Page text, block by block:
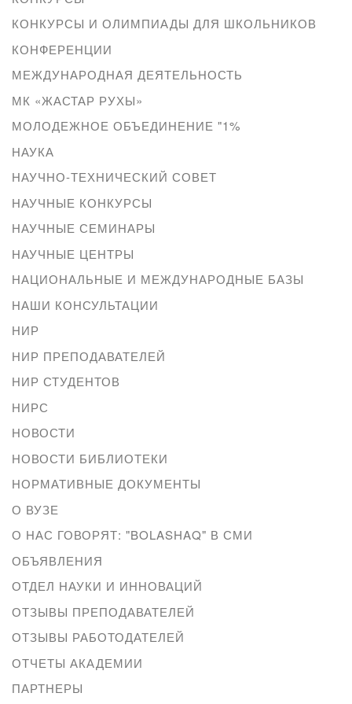
КОНКУРСЫ И ОЛИМПИАДЫ ДЛЯ ШКОЛЬНИКОВ
КОНФЕРЕНЦИИ
МЕЖДУНАРОДНАЯ ДЕЯТЕЛЬНОСТЬ
МК «ЖАСТАР РУХЫ»
МОЛОДЕЖНОЕ ОБЪЕДИНЕНИЕ "1%
НАУКА
НАУЧНО-ТЕХНИЧЕСКИЙ СОВЕТ
НАУЧНЫЕ КОНКУРСЫ
НАУЧНЫЕ СЕМИНАРЫ
НАУЧНЫЕ ЦЕНТРЫ
НАЦИОНАЛЬНЫЕ И МЕЖДУНАРОДНЫЕ БАЗЫ
НАШИ КОНСУЛЬТАЦИИ
НИР
НИР ПРЕПОДАВАТЕЛЕЙ
НИР СТУДЕНТОВ
НИРС
НОВОСТИ
НОВОСТИ БИБЛИОТЕКИ
НОРМАТИВНЫЕ ДОКУМЕНТЫ
О ВУЗЕ
О НАС ГОВОРЯТ: "BOLASHAQ" В СМИ
ОБЪЯВЛЕНИЯ
ОТДЕЛ НАУКИ И ИННОВАЦИЙ
ОТЗЫВЫ ПРЕПОДАВАТЕЛЕЙ
ОТЗЫВЫ РАБОТОДАТЕЛЕЙ
ОТЧЕТЫ АКАДЕМИИ
ПАРТНЕРЫ